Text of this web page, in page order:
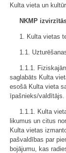
Kulta vieta un
NKMP
1. Kulta vietas
1.1.
1.1.1.
saglabāts Kulta
esošā Kulta vieta
īpašnieks/valdītājs.
1.1.1. Kulta
likumus un citus
Kulta vietas
pašvaldības par
bojājumu, kas